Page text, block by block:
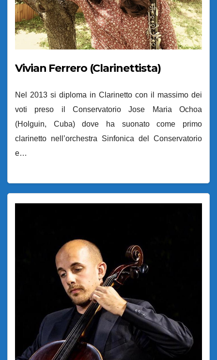
Vivian Ferrero (Clarinettista)
Nel 2013 si diploma in Clarinetto con il massimo dei
voti preso il Conservatorio Jose Maria Ochoa
(Holguin, Cuba) dove ha suonato come primo
clarinetto nell’orchestra Sinfonica del Conservatorio
e…